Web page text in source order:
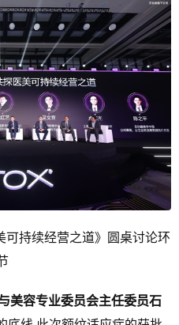
可持续经营之道》圆桌讨论环
美容专业委员会主任委员石